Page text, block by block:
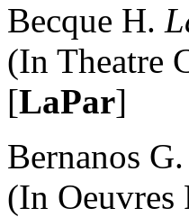
Becque H.
(In Theatre
[LaPar]
Bernanos G.
(In Oeuvres